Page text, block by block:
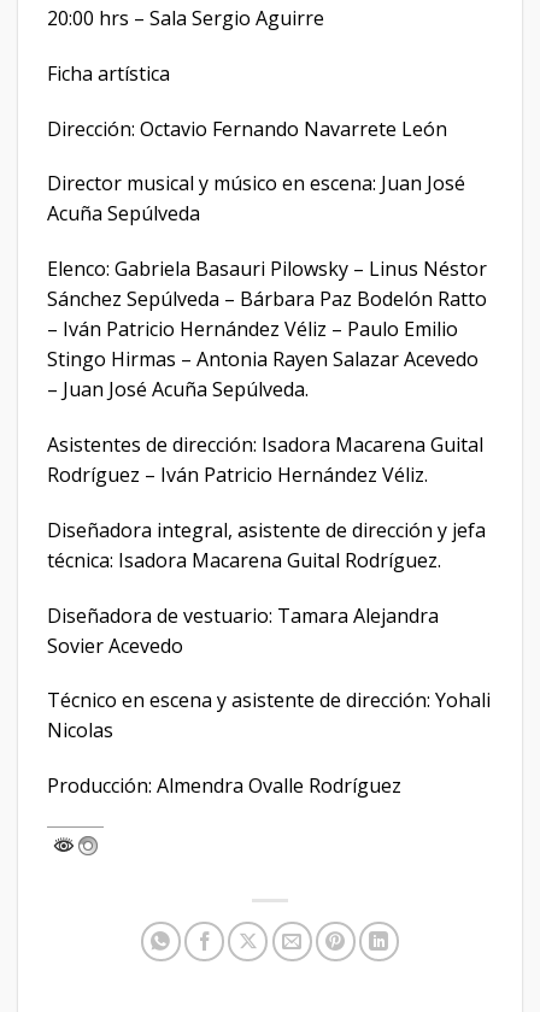
20:00 hrs – Sala Sergio Aguirre
Ficha artística
Dirección: Octavio Fernando Navarrete León
Director musical y músico en escena: Juan José
Acuña Sepúlveda
Elenco: Gabriela Basauri Pilowsky – Linus Néstor
Sánchez Sepúlveda – Bárbara Paz Bodelón Ratto
– Iván Patricio Hernández Véliz – Paulo Emilio
Stingo Hirmas – Antonia Rayen Salazar Acevedo
– Juan José Acuña Sepúlveda.
Asistentes de dirección: Isadora Macarena Guital
Rodríguez – Iván Patricio Hernández Véliz.
Diseñadora integral, asistente de dirección y jefa
técnica: Isadora Macarena Guital Rodríguez.
Diseñadora de vestuario: Tamara Alejandra
Sovier Acevedo
Técnico en escena y asistente de dirección: Yohali
Nicolas
Producción: Almendra Ovalle Rodríguez